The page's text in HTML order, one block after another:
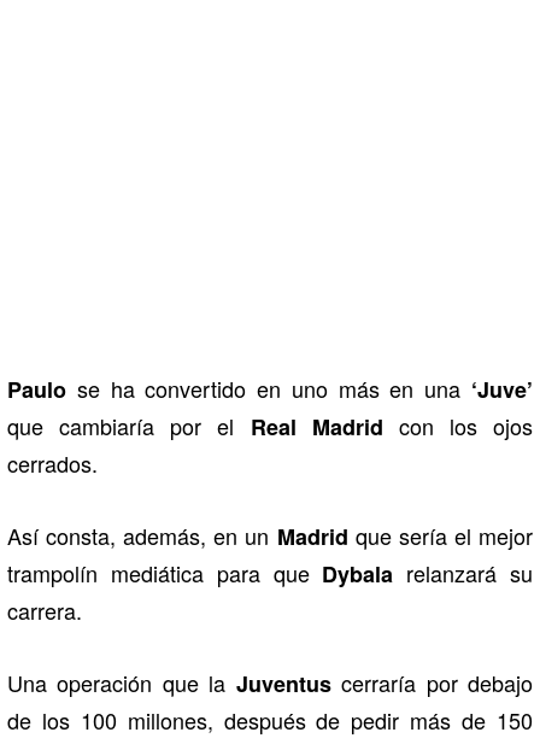
Paulo se ha convertido en uno más en una ‘Juve’
que cambiaría por el Real Madrid con los ojos
cerrados.
Así consta, además, en un Madrid que sería el mejor
trampolín mediática para que Dybala relanzará su
carrera.
Una operación que la Juventuscerraría por debajo
de los 100 millones, después de pedir más de 150